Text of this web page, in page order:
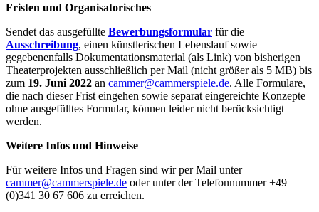
Fristen und Organisatorisches
Sendet das ausgefüllte Bewerbungsformular für die
Ausschreibung, einen künstlerischen Lebenslauf sowie
gegebenenfalls Dokumentationsmaterial (als Link) von bisherigen
Theaterprojekten ausschließlich per Mail (nicht größer als 5 MB) bis
zum 19. Juni 2022 an cammer@cammerspiele.de. Alle Formulare,
die nach dieser Frist eingehen sowie separat eingereichte Konzepte
ohne ausgefülltes Formular, können leider nicht berücksichtigt
werden.
Weitere Infos und Hinweise
Für weitere Infos und Fragen sind wir per Mail unter
cammer@cammerspiele.de oder unter der Telefonnummer +49
(0)341 30 67 606 zu erreichen.